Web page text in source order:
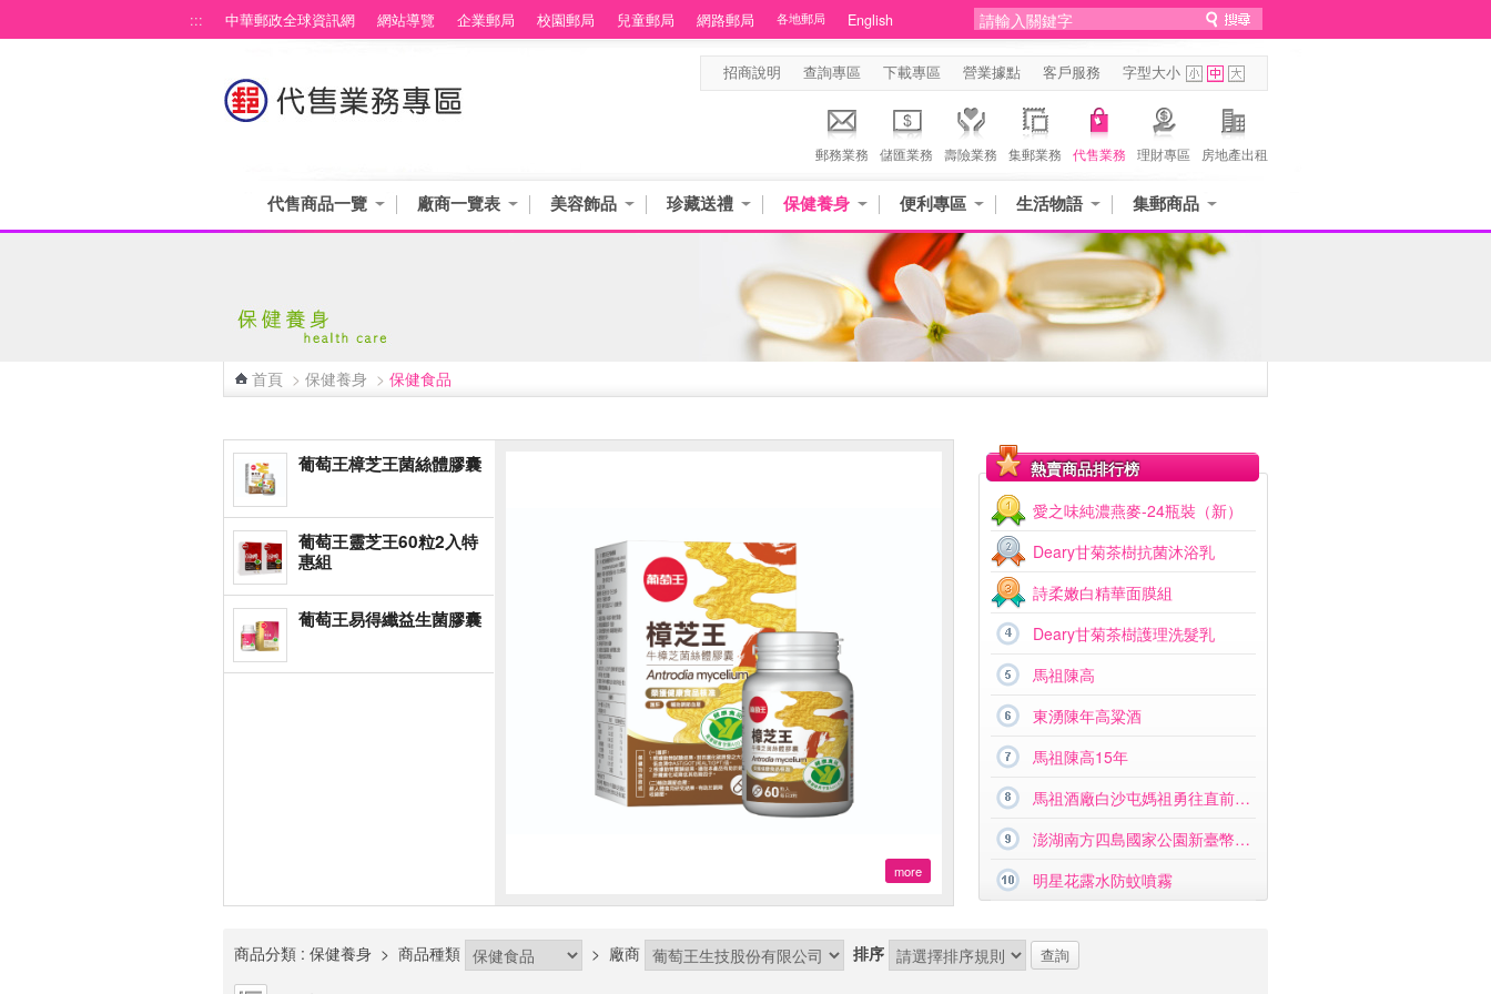
::: 中華郵政全球資訊網 網站導覽 企業郵局 校園郵局 兒童郵局 網路郵局 各地郵局 English
招商說明 查詢專區 下載專區 營業據點 客戶服務 字型大小
郵務業務 儲匯業務 壽險業務 集郵業務 代售業務 理財專區 房地產出租
代售商品一覽 廠商一覽表 美容飾品 珍藏送禮 保健養身 便利專區 生活物語 集郵商品
首頁 > 保健養身 > 保健食品
葡萄王樟芝王菌絲體膠囊
葡萄王靈芝王60粒2入特
惠組
葡萄王易得纖益生菌膠囊
more
熱賣商品排行榜
愛之味純濃燕麥-24瓶裝（新）
Deary甘菊茶樹抗菌沐浴乳
詩柔嫩白精華面膜組
Deary甘菊茶樹護理洗髮乳
馬祖陳高
東湧陳年高粱酒
馬祖陳高15年
馬祖酒廠白沙屯媽祖勇往直前紀念酒
澎湖南方四島國家公園新臺幣硬幣組合
明星花露水防蚊噴霧
商品分類 : 保健養身 > 商品種類 > 廠商 排序